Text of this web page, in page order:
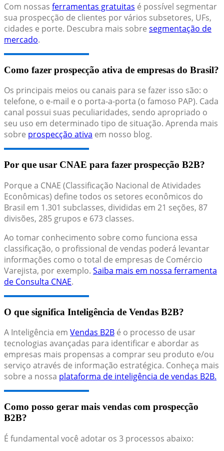
Com nossas ferramentas gratuitas é possível segmentar
sua prospecção de clientes por vários subsetores, UFs,
cidades e porte. Descubra mais sobre segmentação de
mercado.
Como fazer prospecção ativa de empresas do Brasil?
Os principais meios ou canais para se fazer isso são: o
telefone, o e-mail e o porta-a-porta (o famoso PAP). Cada
canal possui suas peculiaridades, sendo apropriado o
seu uso em determinado tipo de situação. Aprenda mais
sobre prospecção ativa em nosso blog.
Por que usar CNAE para fazer prospecção B2B?
Porque a CNAE (Classificação Nacional de Atividades
Econômicas) define todos os setores econômicos do
Brasil em 1.301 subclasses, divididas em 21 seções, 87
divisões, 285 grupos e 673 classes.
Ao tomar conhecimento sobre como funciona essa
classificação, o profissional de vendas poderá levantar
informações como o total de empresas de Comércio
Varejista, por exemplo. Saiba mais em nossa ferramenta
de Consulta CNAE.
O que significa Inteligência de Vendas B2B?
A Inteligência em Vendas B2B é o processo de usar
tecnologias avançadas para identificar e abordar as
empresas mais propensas a comprar seu produto e/ou
serviço através de informação estratégica. Conheça mais
sobre a nossa plataforma de inteligência de vendas B2B.
Como posso gerar mais vendas com prospecção
B2B?
É fundamental você adotar os 3 processos abaixo: